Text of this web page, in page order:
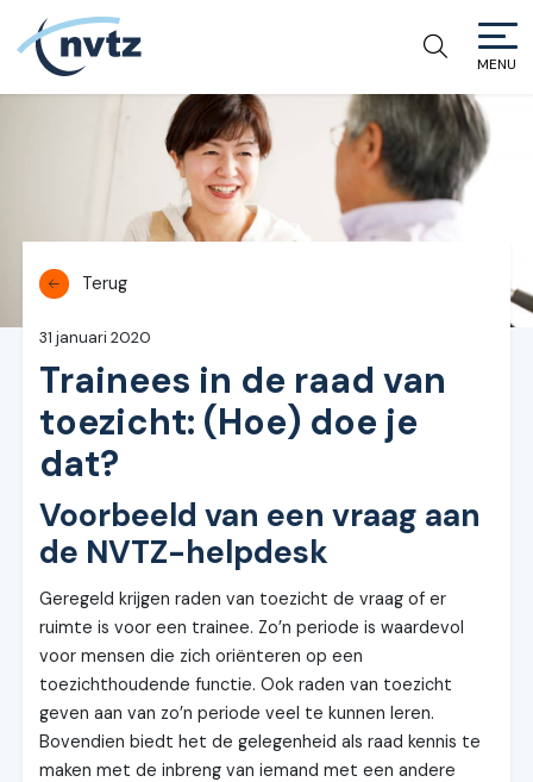
NVTZ
MENU
Terug
31 januari 2020
Trainees in de raad van
toezicht: (Hoe) doe je
dat?
Voorbeeld van een vraag aan
de NVTZ-helpdesk
Geregeld krijgen raden van toezicht de vraag of er
ruimte is voor een trainee. Zo’n periode is waardevol
voor mensen die zich oriënteren op een
toezichthoudende functie. Ook raden van toezicht
geven aan van zo’n periode veel te kunnen leren.
Bovendien biedt het de gelegenheid als raad kennis te
maken met de inbreng van iemand met een andere